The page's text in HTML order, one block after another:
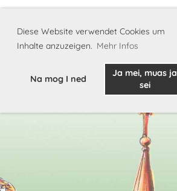
Diese Website verwendet Cookies um
Inhalte anzuzeigen. Mehr Infos
Na mog I ned
Ja mei, muas ja
sei